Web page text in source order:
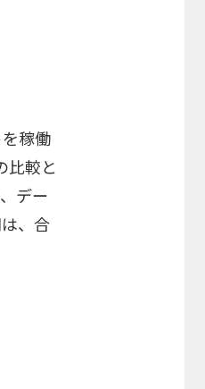
稼働
比較と
デー
、合